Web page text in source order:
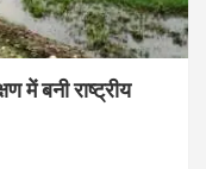
में बनी राष्ट्रीय